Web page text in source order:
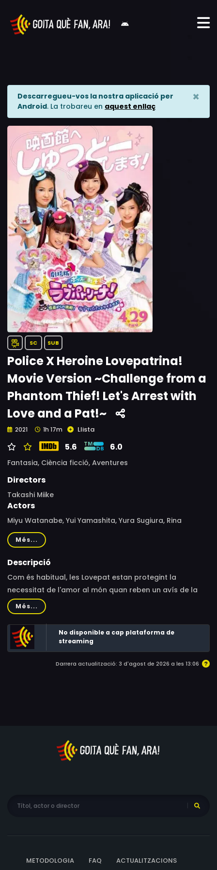
Descarregueu-vos la nostra aplicació per
Android. La trobareu en aquest enllaç
×
SC SUB
Police X Heroine Lovepatrina!
Movie Version ~Challenge from a
Phantom Thief! Let's Arrest with
Love and a Pat!~
2021 1h 17m Llista
5.6 6.0
Fantasia, Ciència ficció, Aventures
Directors
Takashi Miike
Actors
Miyu Watanabe, Yui Yamashita, Yura Sugiura, Rina
Yamaguchi, Ran Ishii, Minami Hishida, Kira Yamaguchi,
Toa Harada
Més...
Descripció
Com és habitual, les Lovepat estan protegint la
necessitat de l'amor al món quan reben un avís de la
policia: uns lladres fantasmagòrics s'han emportat el
Diamant de l'amor, el tresor que fa que aquest
sentiment s'estengui arreu.
Més...
No disponible a cap plataforma de
streaming
Darrera actualització: 3 d'agost de 2026 a les 13:06
METODOLOGIA FAQ ACTUALITZACIONS